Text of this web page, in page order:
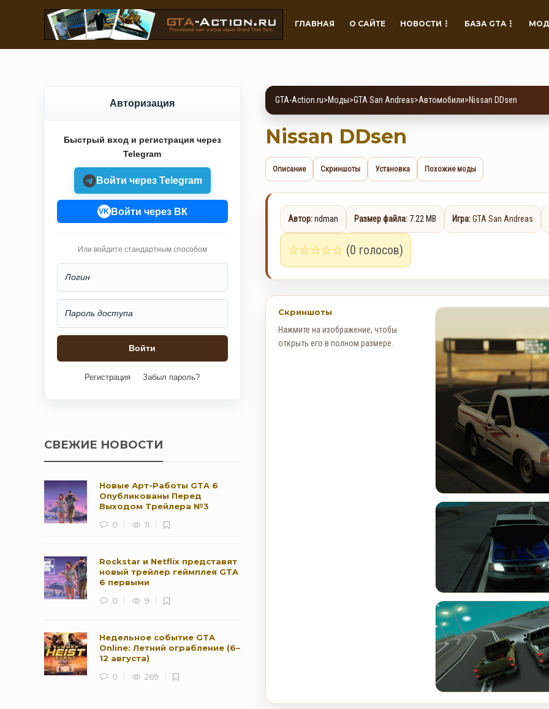
ГЛАВНАЯ О САЙТЕ НОВОСТИ БАЗА GTA
Авторизация
Быстрый вход и регистрация через
Telegram
Войти через Telegram
VK Войти через ВК
Или войдите стандартным способом
Регистрация Забыл пароль?
СВЕЖИЕ НОВОСТИ
Новые Арт-Работы GTA 6
Опубликованы Перед
Выходом Трейлера №3
0
11
Rockstar и Netflix представят
новый трейлер геймплея GTA
6 первыми
0
9
Недельное событие GTA
Online: Летний ограбление (6–
12 августа)
0
269
Месяц событий в Red Dead
обновление для исправления
проблем финала ограбления
номерной знак LS Pounders в
GTA Online на этой неделе
GTA-Action.ru>Моды>GTA San Andreas>Автомобили>Nissan DDsen
Nissan DDsen
Описание Скриншоты Установка Похожие моды
Автор:ndman Размер файла:7.22 MB Игра:GTA San Andreas
☆☆☆☆☆ (0 голосов)
Скриншоты
Нажмите на изображение, чтобы
открыть его в полном размере.